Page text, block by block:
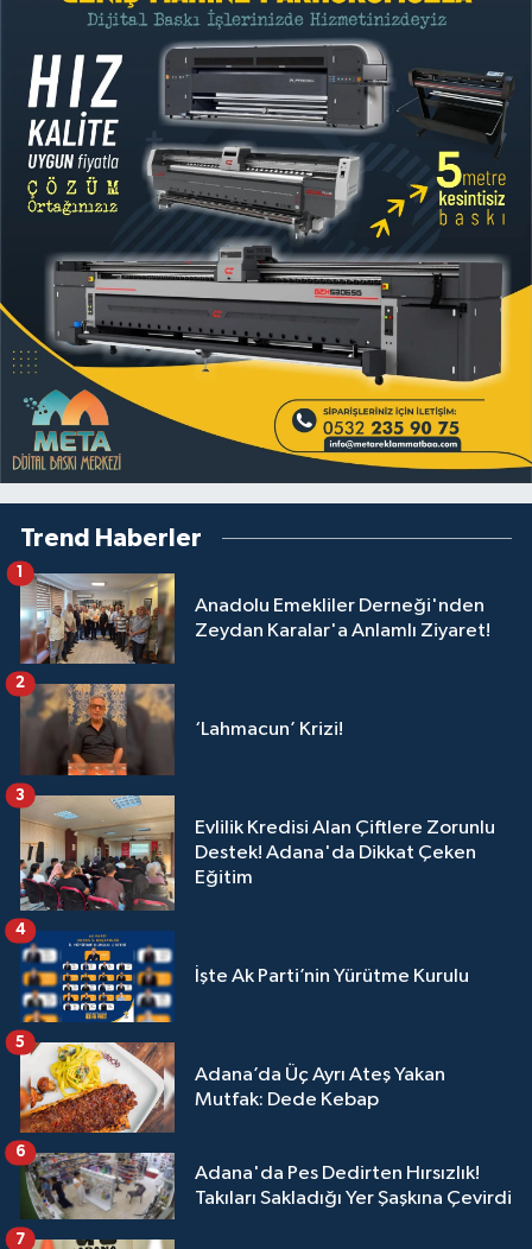
Trend Haberler
Anadolu Emekliler Derneği'nden
Zeydan Karalar'a Anlamlı Ziyaret!
‘Lahmacun’ Krizi!
2
Evlilik Kredisi Alan Çiftlere Zorunlu
Destek! Adana'da Dikkat Çeken
Eğitim
3
İşte Ak Parti’nin Yürütme Kurulu
4
Adana’da Üç Ayrı Ateş Yakan
Mutfak: Dede Kebap
5
Adana'da Pes Dedirten Hırsızlık!
Takıları Sakladığı Yer Şaşkına Çevirdi
6
7